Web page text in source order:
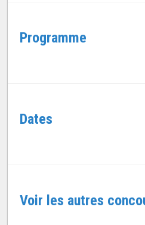
Programme
Dates
Voir les autres